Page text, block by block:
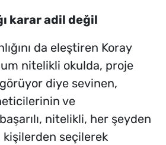
karar adil değil
da eleştiren Koray
nitelikli okulda, proje
diye sevinen,
ve
nitelikli, her şeyden
seçilerek